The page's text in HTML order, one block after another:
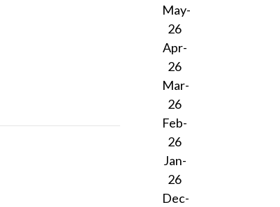
May-
26
Apr-
26
Mar-
26
Feb-
26
Jan-
26
Dec-